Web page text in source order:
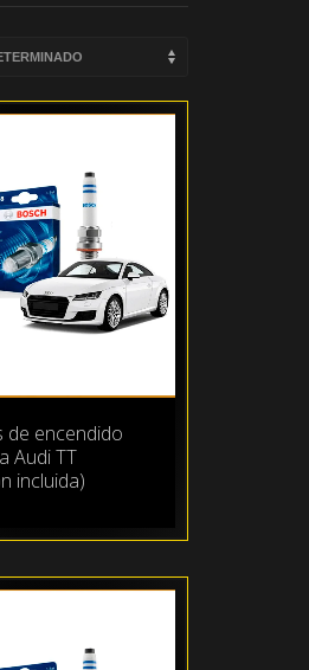
de encendido
Audi TT
incluida)